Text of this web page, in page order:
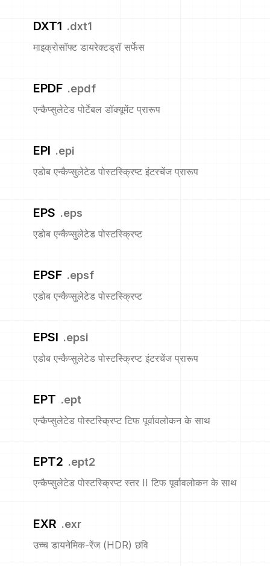
DXT1 .dxt1
माइक्रोसॉफ्ट डायरेक्टड्रॉ सर्फेस
EPDF .epdf
एन्कैप्सुलेटेड पोर्टेबल डॉक्यूमेंट प्रारूप
EPI .epi
एडोब एन्कैप्सुलेटेड पोस्टस्क्रिप्ट इंटरचेंज प्रारूप
EPS .eps
एडोब एन्कैप्सुलेटेड पोस्टस्क्रिप्ट
EPSF .epsf
एडोब एन्कैप्सुलेटेड पोस्टस्क्रिप्ट
EPSI .epsi
एडोब एन्कैप्सुलेटेड पोस्टस्क्रिप्ट इंटरचेंज प्रारूप
EPT .ept
एन्कैप्सुलेटेड पोस्टस्क्रिप्ट टिफ पूर्वावलोकन के साथ
EPT2 .ept2
एन्कैप्सुलेटेड पोस्टस्क्रिप्ट स्तर II टिफ पूर्वावलोकन के साथ
EXR .exr
उच्च डायनेमिक-रेंज (HDR) छवि